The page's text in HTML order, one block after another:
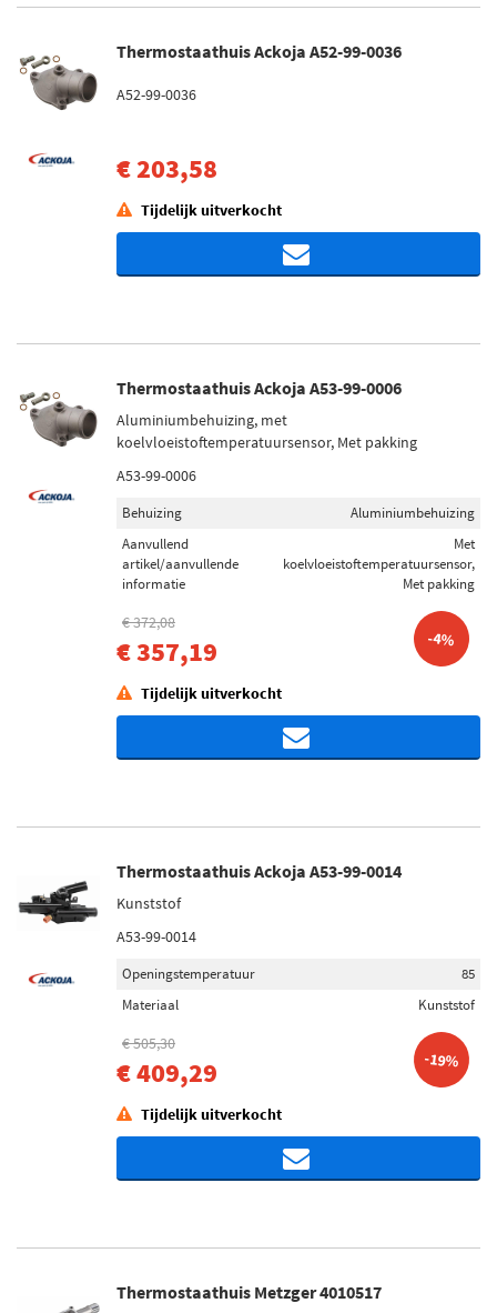
Thermostaathuis Ackoja A52-99-0036
A52-99-0036
€ 203,58
Tijdelijk uitverkocht
Thermostaathuis Ackoja A53-99-0006
Aluminiumbehuizing, met
koelvloeistoftemperatuursensor, Met pakking
A53-99-0006
Behuizing
Aluminiumbehuizing
Aanvullend
artikel/aanvullende
informatie
Met
koelvloeistoftemperatuursensor,
Met pakking
€ 372,08
€ 357,19 -4%
Tijdelijk uitverkocht
Thermostaathuis Ackoja A53-99-0014
Kunststof
A53-99-0014
Openingstemperatuur
85
Materiaal
Kunststof
€ 505,30
€ 409,29 -19%
Tijdelijk uitverkocht
Thermostaathuis Metzger 4010517